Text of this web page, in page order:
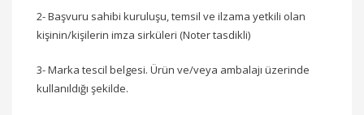
2- Başvuru sahibi kuruluşu, temsil ve ilzama yetkili olan
kişinin/kişilerin imza sirküleri (Noter tasdikli)
3- Marka tescil belgesi. Ürün ve/veya ambalajı üzerinde
kullanıldığı şekilde.